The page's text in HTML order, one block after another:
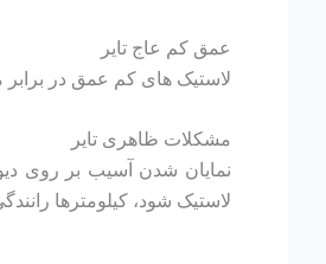
عمق کم عاج تایر
لاستیک های کم عمق در برابر
مشکلات ظاهری تایر
نمایان شدن آسیب بر روی
لاستیک شود، کیلومترها